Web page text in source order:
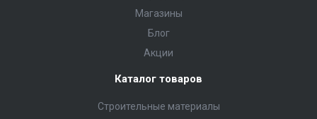
Магазины
Блог
Акции
Каталог товаров
Строительные материалы